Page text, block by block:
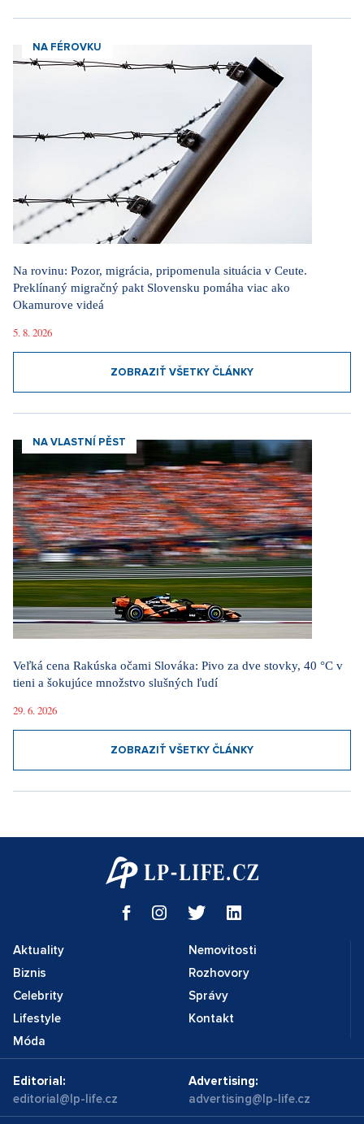
NA FÉROVKU
Na rovinu: Pozor, migrácia, pripomenula situácia v Ceute.
Preklínaný migračný pakt Slovensku pomáha viac ako
Okamurove videá
5. 8. 2026
ZOBRAZIŤ VŠETKY ČLÁNKY
NA VLASTNÍ PĚST
Veľká cena Rakúska očami Slováka: Pivo za dve stovky, 40 °C v
tieni a šokujúce množstvo slušných ľudí
29. 6. 2026
ZOBRAZIŤ VŠETKY ČLÁNKY
Aktuality
Biznis
Celebrity
Lifestyle
Móda
Nemovitosti
Rozhovory
Správy
Kontakt
Editorial:
editorial@lp-life.cz
Advertising:
advertising@lp-life.cz